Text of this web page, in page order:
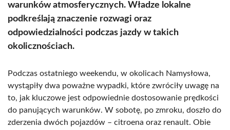
warunków atmosferycznych. Władze lokalne
podkreślają znaczenie rozwagi oraz
odpowiedzialności podczas jazdy w takich
okolicznościach.
Podczas ostatniego weekendu, w okolicach Namysłowa,
wystąpiły dwa poważne wypadki, które zwróciły uwagę na
to, jak kluczowe jest odpowiednie dostosowanie prędkości
do panujących warunków. W sobotę, po zmroku, doszło do
zderzenia dwóch pojazdów – citroena oraz renault. Obie